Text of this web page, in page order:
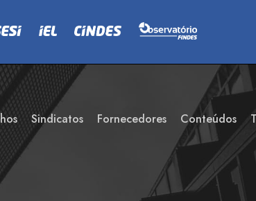
Sindicatos Fornecedores Conteúdos